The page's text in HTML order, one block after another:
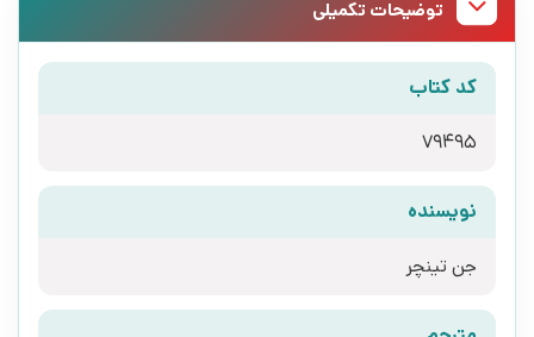
توضیحات تکمیلی
کد کتاب
79495
نویسنده
جن تینچر